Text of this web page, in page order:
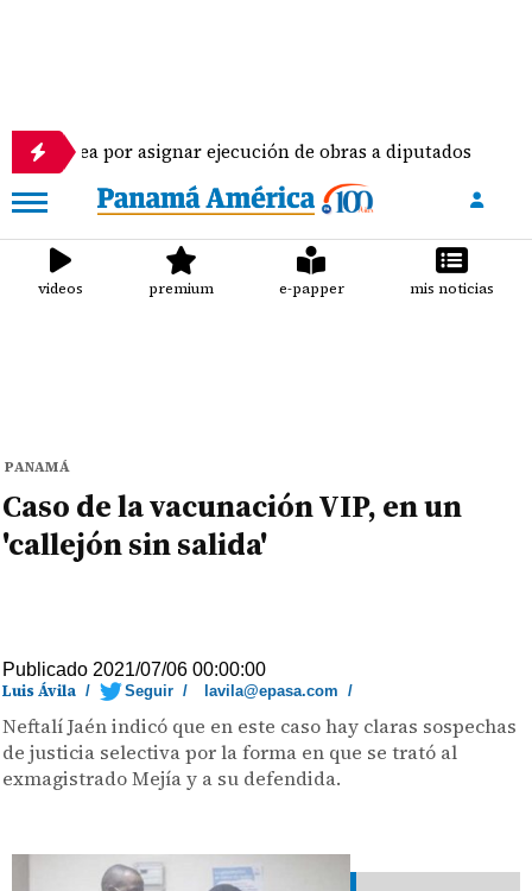
asignar ejecución de obras a diputados Pilotos
videos premium e-papper mis noticias
PANAMÁ
Caso de la vacunación VIP, en un
'callejón sin salida'
Publicado 2021/07/06 00:00:00
Luis Ávila / Seguir / lavila@epasa.com /
Neftalí Jaén indicó que en este caso hay claras sospechas
de justicia selectiva por la forma en que se trató al
exmagistrado Mejía y a su defendida.